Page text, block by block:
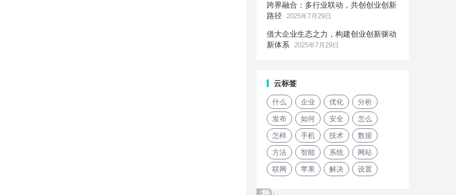
跨界融合：多行业联动，共创创业创新
路径
2025年7月29日
借大企业生态之力，构建创业创新驱动
新体系
2025年7月29日
云标签
什么 企业 优化 分析
发布 如何 安全 怎么
怎样 手机 技术 数据
方法 智能 系统 网站
联网 苹果 解决 设置
广告
析】